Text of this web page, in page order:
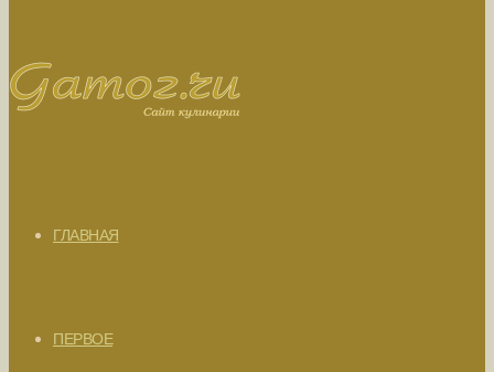
ГЛАВНАЯ
ПЕРВОЕ